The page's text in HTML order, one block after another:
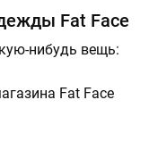
Fat Face
нибудь вещь: